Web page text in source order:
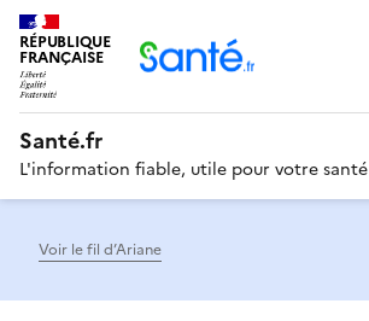
RÉPUBLIQUE
FRANÇAISE
Santé.fr
L'information fiable, utile pour votre santé
Voir le fil d’Ariane